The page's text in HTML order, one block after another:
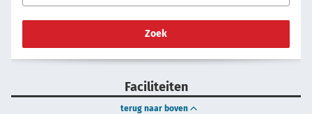
Zoek
Faciliteiten
terug naar boven